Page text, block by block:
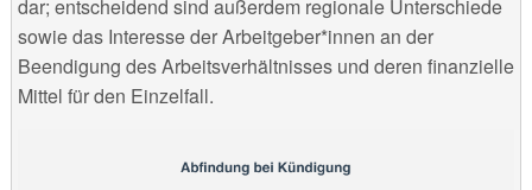
dar; entscheidend sind außerdem regionale Unterschiede
sowie das Interesse der Arbeitgeber*innen an der
Beendigung des Arbeitsverhältnisses und deren finanzielle
Mittel für den Einzelfall.